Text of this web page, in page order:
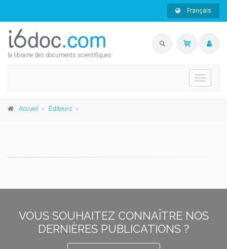
Français
la librairie des documents scientifiques
Toggle
Accueil Éditeurs
VOUS SOUHAITEZ CONNAÎTRE NOS
DERNIÈRES PUBLICATIONS ?